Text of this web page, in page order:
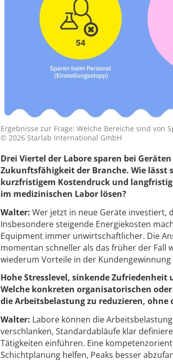
Ergebnisse zur Frage: Welche Bereiche sind von
© 2026 Starlab International GmbH
Drei Viertel der Labore sparen bei
Zukunftsfähigkeit der Branche. Wie lässt
kurzfristigem Kostendruck und
im medizinischen Labor lösen?
Walter: Wer jetzt in neue Geräte investiert,
Insbesondere steigende Energiekosten
Equipment immer unwirtschaftlicher. Die
momentan schneller als das früher der Fall
wiederum Vorteile in der
Hohe Stresslevel, sinkende
Welche konkreten organisatorischen
die Arbeitsbelastung zu reduzieren,
Walter: Labore können die
verschlanken, Standardabläufe klar
Tätigkeiten einführen. Eine
Schichtplanung helfen, Peaks besser